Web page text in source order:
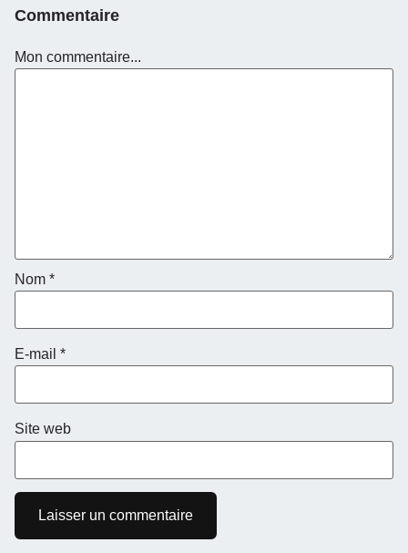
Commentaire
Mon commentaire...
Nom *
E-mail *
Site web